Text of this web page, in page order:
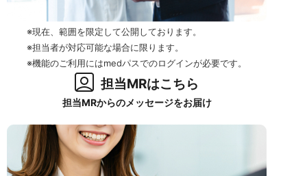
※現在、範囲を限定して公開しております。
※担当者が対応可能な場合に限ります。
※機能のご利用にはmedパスでのログインが必要です。
担当MRはこちら
担当MRからのメッセージをお届け